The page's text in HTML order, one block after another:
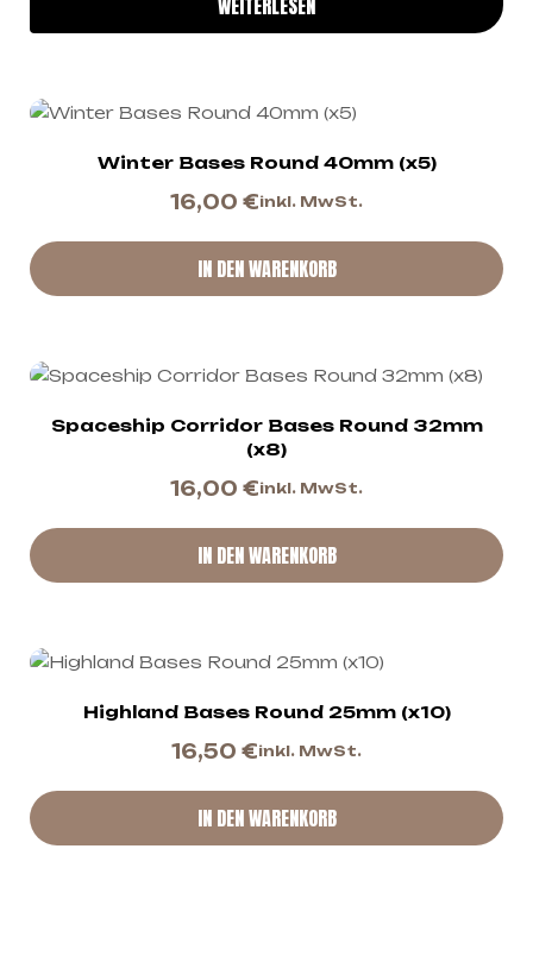
Winter Bases Round 40mm (x5)
16,00 €inkl. MwSt.
IN DEN WARENKORB
Spaceship Corridor Bases Round 32mm
(x8)
16,00 €inkl. MwSt.
IN DEN WARENKORB
Highland Bases Round 25mm (x10)
16,50 €inkl. MwSt.
IN DEN WARENKORB